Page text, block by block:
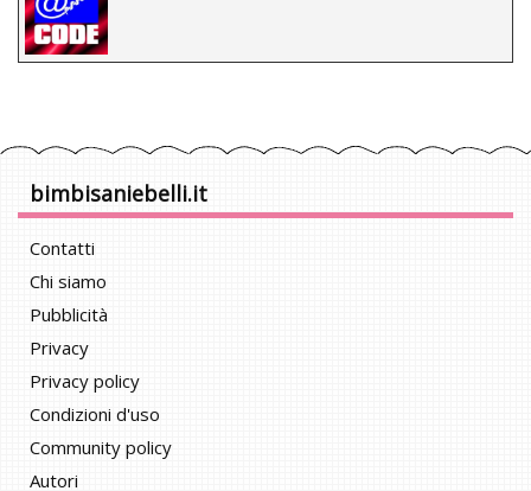
bimbisaniebelli.it
Contatti
Chi siamo
Pubblicità
Privacy
Privacy policy
Condizioni d'uso
Community policy
Autori